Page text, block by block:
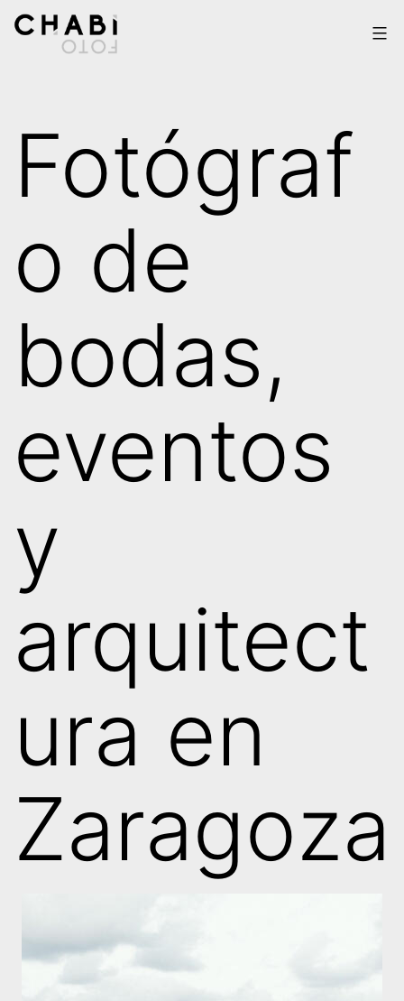
Saltar
Foto
Fotógraf
o de
bodas,
eventos
y
arquitect
ura en
Zaragoza